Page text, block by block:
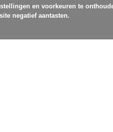
en voorkeuren te
negatief aantasten.